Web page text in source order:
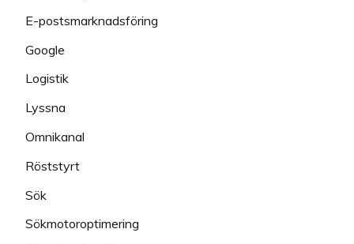
E-postsmarknadsföring
Google
Logistik
Lyssna
Omnikanal
Röststyrt
Sök
Sökmotoroptimering